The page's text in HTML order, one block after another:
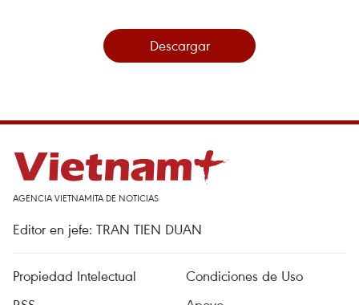
Descargar
AGENCIA VIETNAMITA DE NOTICIAS
Editor en jefe: TRAN TIEN DUAN
Propiedad Intelectual
Condiciones de Uso